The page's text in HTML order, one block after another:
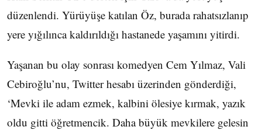
düzenlendi. Yürüyüşe katılan Öz, burada rahatsızlanıp
yere yığılınca kaldırıldığı hastanede yaşamını yitirdi.
Yaşanan bu olay sonrası komedyen Cem Yılmaz, Vali
Cebiroğlu’nu, Twitter hesabı üzerinden gönderdiği,
‘Mevki ile adam ezmek, kalbini ölesiye kırmak, yazık
oldu gitti öğretmencik. Daha büyük mevkilere gelesin